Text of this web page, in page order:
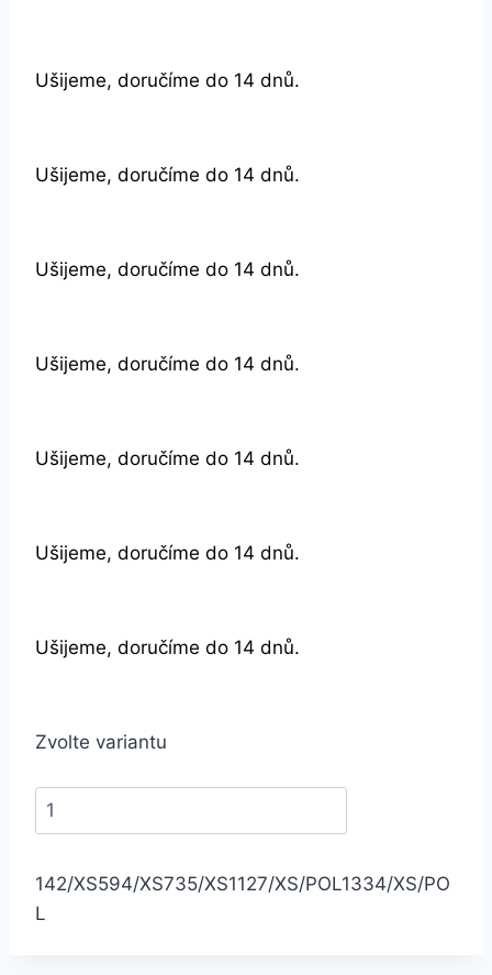
Ušijeme, doručíme do 14 dnů.
Ušijeme, doručíme do 14 dnů.
Ušijeme, doručíme do 14 dnů.
Ušijeme, doručíme do 14 dnů.
Ušijeme, doručíme do 14 dnů.
Ušijeme, doručíme do 14 dnů.
Ušijeme, doručíme do 14 dnů.
Zvolte variantu
142/XS594/XS735/XS1127/XS/POL1334/XS/PO
L